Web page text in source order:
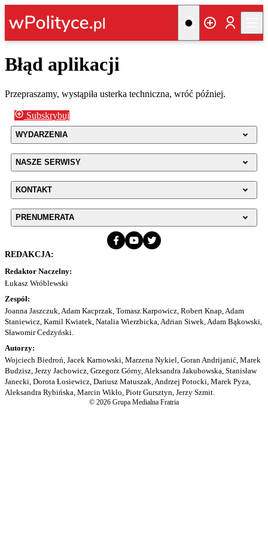
Błąd aplikacji
Przepraszamy, wystąpiła usterka techniczna, wróć później.
Subskrybuj
WYDARZENIA
NASZE SERWISY
KONTAKT
PRENUMERATA
REDAKCJA:
Redaktor Naczelny:
Łukasz Wróblewski
Zespół:
Joanna Jaszczuk, Adam Kacprzak, Tomasz Karpowicz, Robert Knap, Adam
Staniewicz, Kamil Kwiatek, Natalia Wierzbicka, Adrian Siwek, Adam Bąkowski,
Sławomir Cedzyński.
Autorzy:
Wojciech Biedroń, Jacek Karnowski, Marzena Nykiel, Goran Andrijanić, Marek
Budzisz, Jerzy Jachowicz, Grzegorz Górny, Aleksandra Jakubowska, Stanisław
Janecki, Dorota Łosiewicz, Dariusz Matuszak, Andrzej Potocki, Marek Pyza,
Aleksandra Rybińska, Marcin Wikło, Piotr Gursztyn, Jerzy Szmit.
© 2026 Grupa Medialna Fratria